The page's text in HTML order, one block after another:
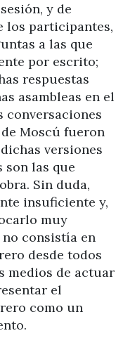
y de
los participantes,
a las que
por escrito;
respuestas
asambleas en el
Moscú fueron
versiones
son las que
Sin duda,
insuficiente y,
muy
consistía en
desde todos
medios de actuar
el
como un